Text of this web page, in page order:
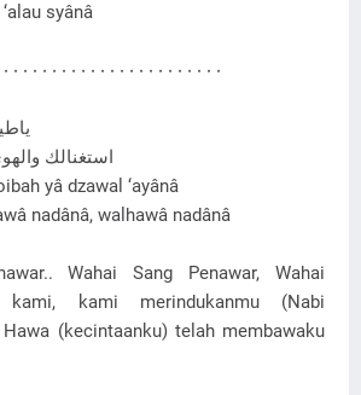
syânâ
استغنالك
yâ dzawal ‘ayânâ
nadânâ, walhawâ nadânâ
Wahai Sang Penawar, Wahai
kami, kami merindukanmu (Nabi
(kecintaanku) telah membawaku